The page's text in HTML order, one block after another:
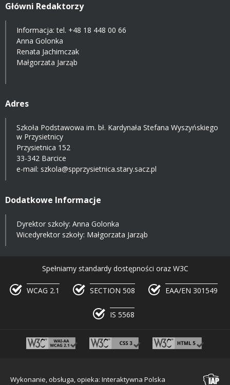
Główni Redaktorzy
Informacja: tel. +48 18 448 00 66
Anna Golonka
Renata Jachimczak
Małgorzata Jarząb
Adres
Szkoła Podstawowa im. bł. Kardynała Stefana Wyszyńskiego
w Przysietnicy
Przysietnica 152
33-342 Barcice
e-mail: szkola@spprzysietnica.stary.sacz.pl
Dodatkowe Informacje
Dyrektor szkoły: Anna Golonka
Wicedyrektor szkoły: Małgorzata Jarząb
Spełniamy standardy dostępności oraz W3C
WCAG 2.1 SECTION 508 EAA/EN 301549
IS 5568
Wykonanie, obsługa, opieka: Interaktywna Polska